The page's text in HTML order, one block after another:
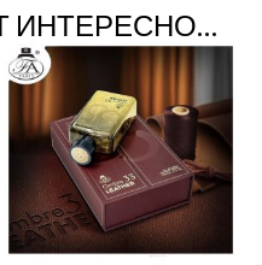
ИНТЕРЕСНО…